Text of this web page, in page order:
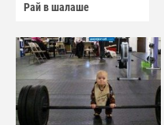
Рай в шалаше